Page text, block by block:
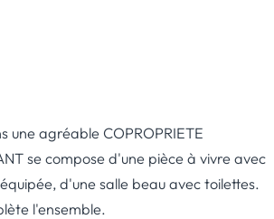
une agréable COPROPRIETE
se compose d'une pièce à vivre avec
d'une salle beau avec toilettes.
l'ensemble.